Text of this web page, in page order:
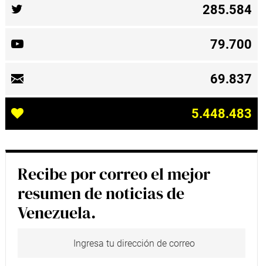
285.584
79.700
69.837
5.448.483
Recibe por correo el mejor
resumen de noticias de
Venezuela.